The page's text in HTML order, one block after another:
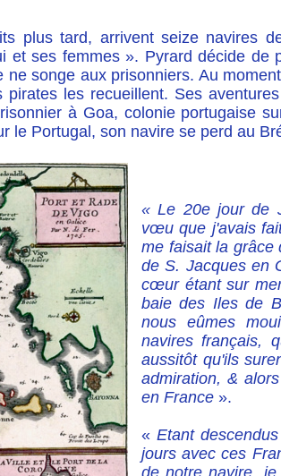
plus tard, arrivent seize navires
et ses femmes ». Pyrard décide de
ne songe aux prisonniers. Au
pirates les recueillent. Ses
à Goa, colonie portugaise
le Portugal, son navire se perd au
« Le 20e jour de
vœu que j'avais
me faisait la grâce
de S. Jacques en
cœur étant sur
baie des Iles de
nous eûmes
navires français,
aussitôt qu'ils
admiration, &
en France ».
«Etant
jours avec ces